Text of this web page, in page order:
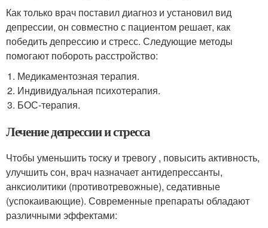
Как только врач поставил диагноз и установил вид
депрессии, он совместно с пациентом решает, как
победить депрессию и стресс. Следующие методы
помогают побороть расстройство:
Медикаментозная терапия.
Индивидуальная психотерапия.
БОС-терапия.
Лечение депрессии и стресса
Чтобы уменьшить тоску и тревогу , повысить активность,
улучшить сон, врач назначает антидепрессанты,
анксиолитики (противотревожные), седативные
(успокаивающие). Современные препараты обладают
различными эффектами: